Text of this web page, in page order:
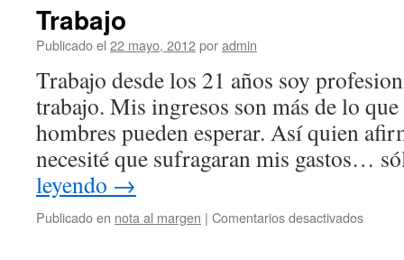
Trabajo
Publicado el 22 mayo, 2012poradmin
Trabajo desde los 21 años soy
trabajo. Mis ingresos son más de lo
hombres pueden esperar. Así quien
necesité que sufragaran mis gastos…
leyendo →
Publicado en nota al margen | Comentarios desactivadosen